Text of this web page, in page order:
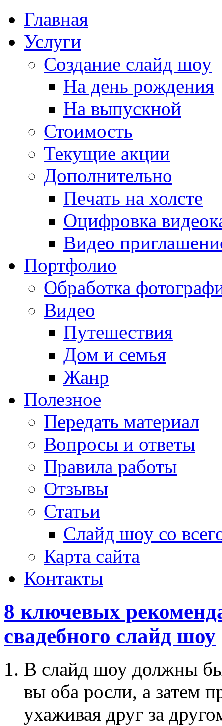
Главная
Услуги
Создание слайд шоу
На день рождения
На выпускной
Стоимость
Текущие акции
Дополнительно
Печать на холсте
Оцифровка
Видео
Портфолио
Обработка
Видео
Путешествия
Дом и семья
Жанр
Полезное
Передать материал
Вопросы и ответы
Правила работы
Отзывы
Статьи
Слайд шоу со
Карта сайта
Контакты
8 ключевых
свадебного слайд шоу
В слайд шоу должны
вы оба росли, а затем
ухаживая друг за